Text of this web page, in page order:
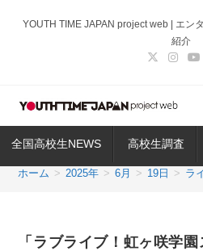
ス
ッ
YOUTH TIME JAPAN project web | エン
紹介
全国高校生NEWS 高校生調査
ホーム > 2025年 > 6月 > 19日 > ラ
「ラブライブ！虹ヶ咲学